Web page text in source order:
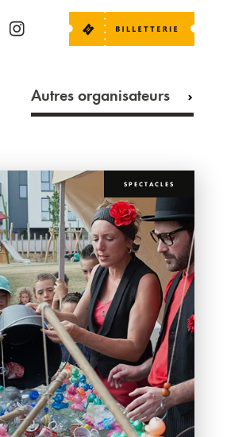
Autres organisateurs
SPECTACLES